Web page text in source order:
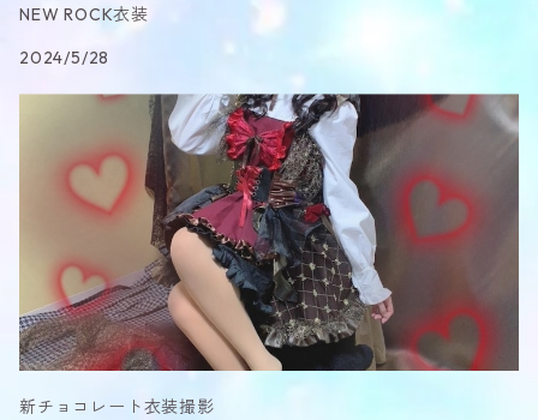
NEW ROCK衣装
2024/5/28
新チョコレート衣装撮影